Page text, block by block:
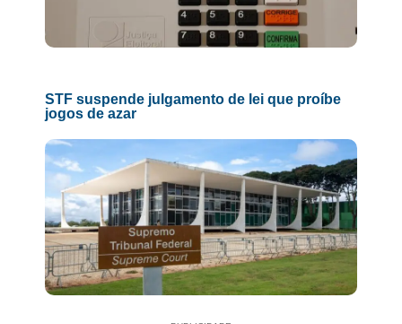
STF suspende julgamento de lei que proíbe
jogos de azar